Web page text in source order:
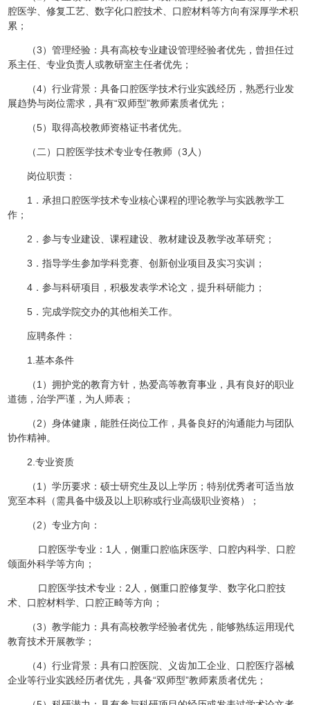
腔医学、修复工艺、数字化口腔技术、口腔材料等方向有深厚学术积
累；
（3）管理经验：具有高校专业建设管理经验者优先，曾担任过
系主任、专业负责人或教研室主任者优先；
（4）行业背景：具备口腔医学技术行业实践经历，熟悉行业发
展趋势与岗位需求，具有“双师型”教师素质者优先；
（5）取得高校教师资格证书者优先。
（二）口腔医学技术专业专任教师（3人）
岗位职责：
1．承担口腔医学技术专业核心课程的理论教学与实践教学工
作；
2．参与专业建设、课程建设、教材建设及教学改革研究；
3．指导学生参加学科竞赛、创新创业项目及实习实训；
4．参与科研项目，积极发表学术论文，提升科研能力；
5．完成学院交办的其他相关工作。
应聘条件：
1.基本条件
（1）拥护党的教育方针，热爱高等教育事业，具有良好的职业
道德，治学严谨，为人师表；
（2）身体健康，能胜任岗位工作，具备良好的沟通能力与团队
协作精神。
2.专业资质
（1）学历要求：硕士研究生及以上学历；特别优秀者可适当放
宽至本科（需具备中级及以上职称或行业高级职业资格）；
（2）专业方向：
口腔医学专业：1人，侧重口腔临床医学、口腔内科学、口腔
颌面外科学等方向；
口腔医学技术专业：2人，侧重口腔修复学、数字化口腔技
术、口腔材料学、口腔正畸等方向；
（3）教学能力：具有高校教学经验者优先，能够熟练运用现代
教育技术开展教学；
（4）行业背景：具有口腔医院、义齿加工企业、口腔医疗器械
企业等行业实践经历者优先，具备“双师型”教师素质者优先；